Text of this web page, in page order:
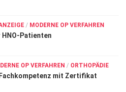
/ MODERNE OP VERFAHREN
Patienten
OP VERFAHREN / ORTHOPÄDIE
mit Zertifikat